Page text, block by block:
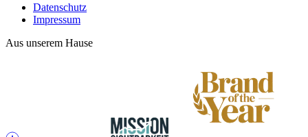
Datenschutz
Impressum
Aus unserem Hause